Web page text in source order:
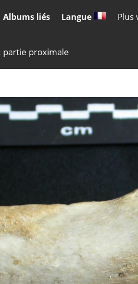
Albums liés Langue Plus
partie proximale